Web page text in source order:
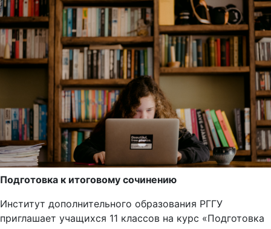
Подготовка к итоговому сочинению
Институт дополнительного образования РГГУ
приглашает учащихся 11 классов на курс «Подготовка